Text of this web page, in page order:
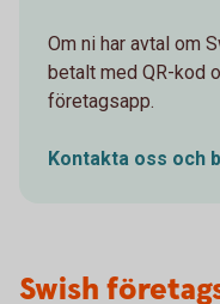
Om ni har avtal om
betalt med QR-kod
företagsapp.
Kontakta oss och
Swish